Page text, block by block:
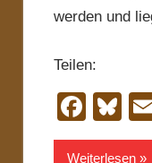
werden und
Teilen:
Weiterlesen